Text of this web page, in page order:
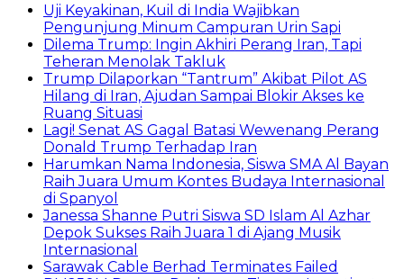
Uji Keyakinan, Kuil di India Wajibkan
Pengunjung Minum Campuran Urin Sapi
Dilema Trump: Ingin Akhiri Perang Iran, Tapi
Teheran Menolak Takluk
Trump Dilaporkan “Tantrum” Akibat Pilot AS
Hilang di Iran, Ajudan Sampai Blokir Akses ke
Ruang Situasi
Lagi! Senat AS Gagal Batasi Wewenang Perang
Donald Trump Terhadap Iran
Harumkan Nama Indonesia, Siswa SMA Al Bayan
Raih Juara Umum Kontes Budaya Internasional
di Spanyol
Janessa Shanne Putri Siswa SD Islam Al Azhar
Depok Sukses Raih Juara 1 di Ajang Musik
Internasional
Sarawak Cable Berhad Terminates Failed